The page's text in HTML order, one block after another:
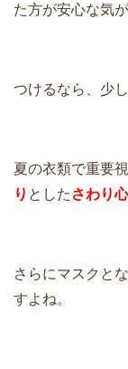
た方が安心な気
つけるなら、少
夏の衣類で重要
り とした さわり
さらにマスクと
すよね。